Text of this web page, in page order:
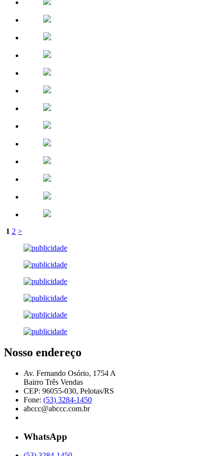
1 2 >
Nosso endereço
Av. Fernando Osório, 1754 A
Bairro Três Vendas
CEP: 96055-030, Pelotas/RS
Fone: (53) 3284-1450
abccc@abccc.com.br
WhatsApp